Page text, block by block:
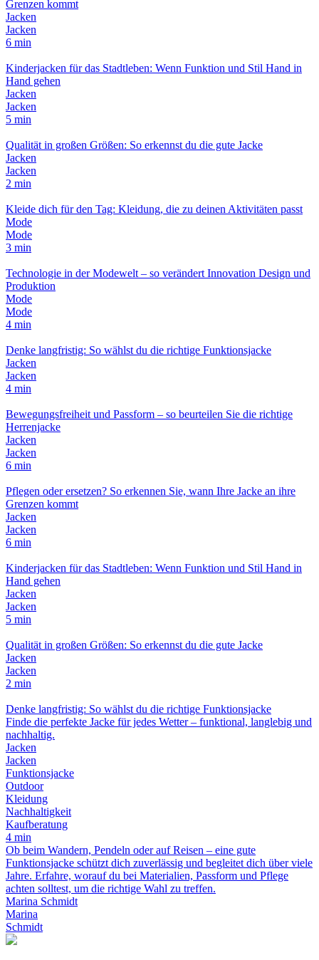
Grenzen kommt
Jacken
Jacken
6 min
Kinderjacken für das Stadtleben: Wenn Funktion und Stil Hand in
Hand gehen
Jacken
Jacken
5 min
Qualität in großen Größen: So erkennst du die gute Jacke
Jacken
Jacken
2 min
Kleide dich für den Tag: Kleidung, die zu deinen Aktivitäten passt
Mode
Mode
3 min
Technologie in der Modewelt – so verändert Innovation Design und
Produktion
Mode
Mode
4 min
Denke langfristig: So wählst du die richtige Funktionsjacke
Jacken
Jacken
4 min
Bewegungsfreiheit und Passform – so beurteilen Sie die richtige
Herrenjacke
Jacken
Jacken
6 min
Pflegen oder ersetzen? So erkennen Sie, wann Ihre Jacke an ihre
Grenzen kommt
Jacken
Jacken
6 min
Kinderjacken für das Stadtleben: Wenn Funktion und Stil Hand in
Hand gehen
Jacken
Jacken
5 min
Qualität in großen Größen: So erkennst du die gute Jacke
Jacken
Jacken
2 min
Denke langfristig: So wählst du die richtige Funktionsjacke
Finde die perfekte Jacke für jedes Wetter – funktional, langlebig und
nachhaltig.
Jacken
Jacken
Funktionsjacke
Outdoor
Kleidung
Nachhaltigkeit
Kaufberatung
4 min
Ob beim Wandern, Pendeln oder auf Reisen – eine gute
Funktionsjacke schützt dich zuverlässig und begleitet dich über viele
Jahre. Erfahre, worauf du bei Materialien, Passform und Pflege
achten solltest, um die richtige Wahl zu treffen.
Marina Schmidt
Marina
Schmidt